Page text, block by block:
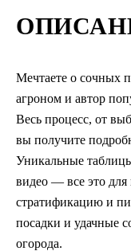
Мечтаете о сочных
агроном и автор
Весь процесс, от
вы получите
Уникальные
видео — все это для
стратификацию и
посадки и удачные
огорода.